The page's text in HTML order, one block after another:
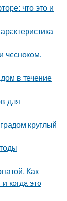
что это и
чесноком.
в течение
для
круглый
Как
когда это